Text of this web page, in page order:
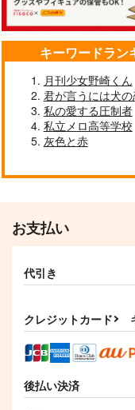
キーワードラン
月刊少女野崎くん
君が言うには犬
私の愛する圧制者
私立メロ高等学校
灰色と赤
お支払い
代引き
クレジットカード
後払い決済